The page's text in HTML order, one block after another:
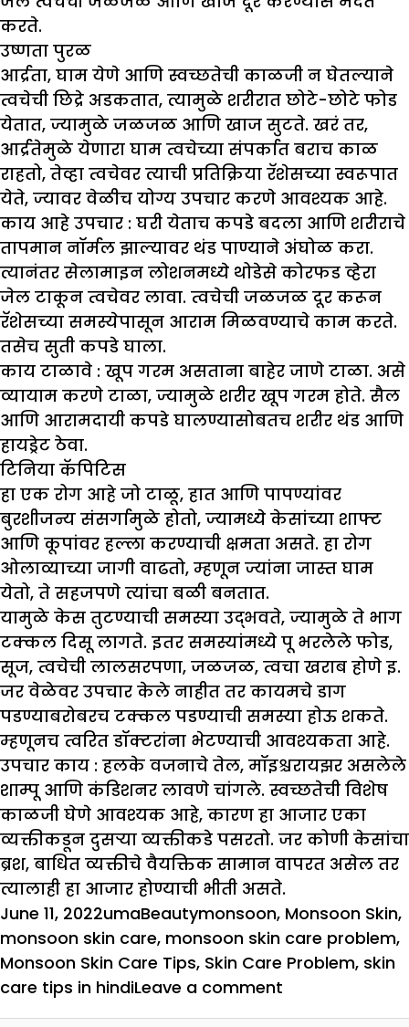
करते.
उष्णता पुरळ
आर्द्रता, घाम येणे आणि स्वच्छतेची काळजी न घेतल्याने
त्वचेची छिद्रे अडकतात, त्यामुळे शरीरात छोटे-छोटे फोड
येतात, ज्यामुळे जळजळ आणि खाज सुटते. खरं तर,
आर्द्रतेमुळे येणारा घाम त्वचेच्या संपर्कात बराच काळ
राहतो, तेव्हा त्वचेवर त्याची प्रतिक्रिया रॅशेसच्या स्वरूपात
येते, ज्यावर वेळीच योग्य उपचार करणे आवश्यक आहे.
काय आहे उपचार : घरी येताच कपडे बदला आणि शरीराचे
तापमान नॉर्मल झाल्यावर थंड पाण्याने अंघोळ करा.
त्यानंतर सेलामाइन लोशनमध्ये थोडेसे कोरफड व्हेरा
जेल टाकून त्वचेवर लावा. त्वचेची जळजळ दूर करून
रॅशेसच्या समस्येपासून आराम मिळवण्याचे काम करते.
तसेच सुती कपडे घाला.
काय टाळावे : खूप गरम असताना बाहेर जाणे टाळा. असे
व्यायाम करणे टाळा, ज्यामुळे शरीर खूप गरम होते. सैल
आणि आरामदायी कपडे घालण्यासोबतच शरीर थंड आणि
हायड्रेट ठेवा.
टिनिया कॅपिटिस
हा एक रोग आहे जो टाळू, हात आणि पापण्यांवर
बुरशीजन्य संसर्गामुळे होतो, ज्यामध्ये केसांच्या शाफ्ट
आणि कूपांवर हल्ला करण्याची क्षमता असते. हा रोग
ओलाव्याच्या जागी वाढतो, म्हणून ज्यांना जास्त घाम
येतो, ते सहजपणे त्यांचा बळी बनतात.
यामुळे केस तुटण्याची समस्या उद्भवते, ज्यामुळे ते भाग
टक्कल दिसू लागते. इतर समस्यांमध्ये पू भरलेले फोड,
सूज, त्वचेची लालसरपणा, जळजळ, त्वचा खराब होणे इ.
जर वेळेवर उपचार केले नाहीत तर कायमचे डाग
पडण्याबरोबरच टक्कल पडण्याची समस्या होऊ शकते.
म्हणूनच त्वरित डॉक्टरांना भेटण्याची आवश्यकता आहे.
उपचार काय : हलके वजनाचे तेल, मॉइश्चरायझर असलेले
शाम्पू आणि कंडिशनर लावणे चांगले. स्वच्छतेची विशेष
काळजी घेणे आवश्यक आहे, कारण हा आजार एका
व्यक्तीकडून दुसऱ्या व्यक्तीकडे पसरतो. जर कोणी केसांचा
ब्रश, बाधित व्यक्तीचे वैयक्तिक सामान वापरत असेल तर
त्यालाही हा आजार होण्याची भीती असते.
Posted
on
June 11, 2022Author
umaCategories
BeautyTags
monsoon, Monsoon Skin,
monsoon skin care, monsoon skin care problem,
Monsoon Skin Care Tips, Skin Care Problem, skin
care tips in hindiLeave a comment